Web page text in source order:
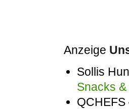
Anzeige
Sollis
Snacks
QCHEFS